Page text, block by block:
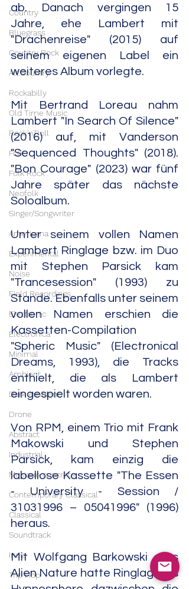
Country
Bluegrass
Country Rock
Alt.Country
Rockabilly
Old Time Music
Rock'n'Roll
Folk
Folk Rock
Neofolk
Singer/Songwriter
Americana
Experimental
Noise
Field Recordings
Electronic
Electronica
Minimal
Ambient
Dark Ambient
Drone
Abstract
Industrial
Musique concrète
Contemporary Classical
Classical
Soundtrack
India
Trip Hop
ab. Danach vergingen 15
Jahre, ehe Lambert mit
"Drachenreise" (2015) auf
seinem eigenen Label ein
weiteres Album vorlegte.
Mit Bertrand Loreau nahm
Lambert "In Search Of Silence"
(2016) auf, mit Vanderson
"Sequenced Thoughts" (2018).
"Bon Courage" (2023) war fünf
Jahre später das nächste
Soloalbum.
Unter seinem vollen Namen
Lambert Ringlage bzw. im Duo
mit Stephen Parsick kam
"Trancesession" (1993) zu
Stande. Ebenfalls unter seinem
vollen Namen erschien die
Kassetten-Compilation
"Spheric Music" (Electronical
Dreams, 1993), die Tracks
enthielt, die als Lambert
eingespielt worden waren.
Von RPM, einem Trio mit Frank
Makowski und Stephen
Parsick, kam einzig die
labellose Kassette "The Essen
- University - Session /
31031996 – 05041996" (1996)
heraus.
Mit Wolfgang Barkowski alias
Alien Nature hatte Ringlage als